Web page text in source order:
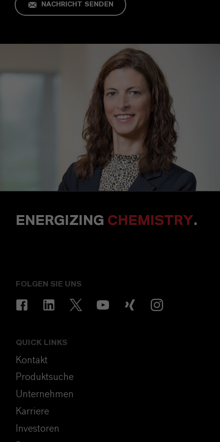
NACHRICHT SENDEN
ENERGIZING CHEMISTRY.
FOLGEN SIE UNS
QUICK LINKS
Kontakt
Produktsuche
Unternehmen
Karriere
Investoren